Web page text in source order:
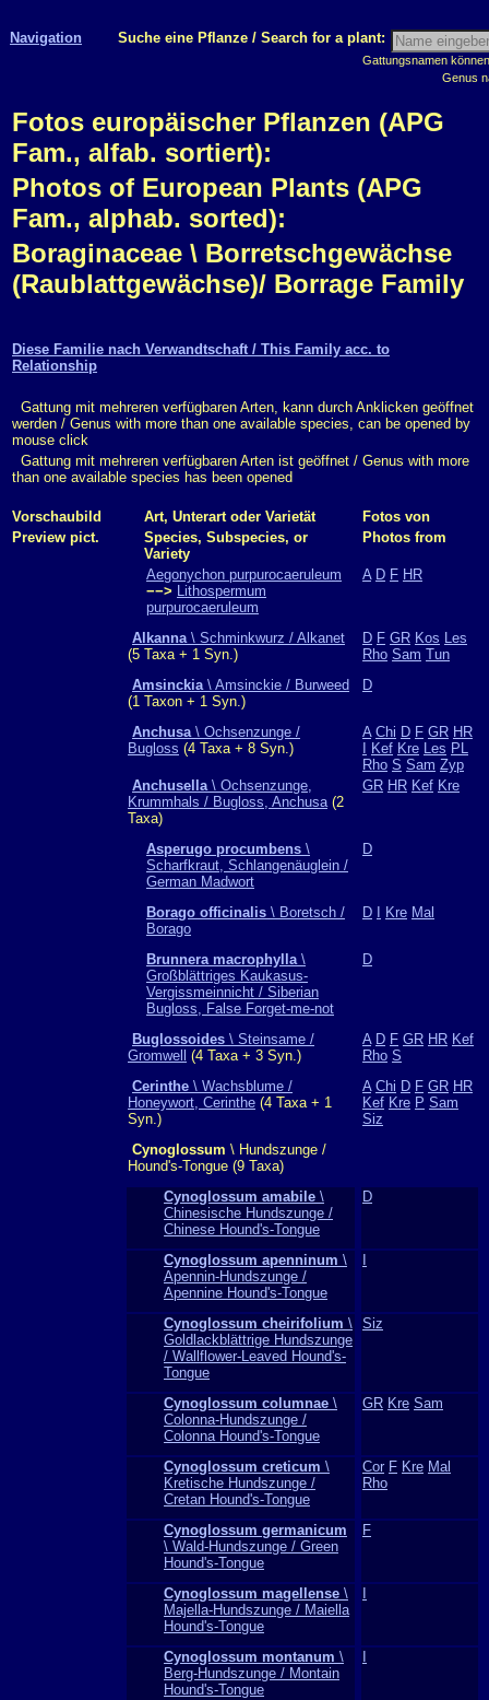
Navigation Suche eine Pflanze / Search for a plant:
Gattungsnamen
Genus
Fotos europäischer Pflanzen (APG
Fam., alfab. sortiert):
Photos of European Plants (APG
Fam., alphab. sorted):
Boraginaceae \ Borretschgewächse
(Raublattgewächse)/ Borrage Family
Diese Familie nach Verwandtschaft / This Family acc. to
Relationship
Gattung mit mehreren verfügbaren Arten, kann durch Anklicken geöffnet
werden / Genus with more than one available species, can be opened by
mouse click
Gattung mit mehreren verfügbaren Arten ist geöffnet / Genus with more
than one available species has been opened
Vorschaubild Art, Unterart oder Varietät
Fotos von
Preview pict.
Species, Subspecies, or
Variety
Photos from
Aegonychon purpurocaeruleum
−−> Lithospermum
purpurocaeruleum
A D F HR
Alkanna\ Schminkwurz / Alkanet
(5 Taxa + 1 Syn.)
D F GR Kos Les
Rho Sam Tun
Amsinckia\ Amsinckie / Burweed
(1 Taxon + 1 Syn.)
D
Anchusa\ Ochsenzunge /
Bugloss (4 Taxa + 8 Syn.)
A Chi D F GR HR
Kef Kre Les PL
Rho S Sam Zyp
Anchusella\ Ochsenzunge,
Krummhals / Bugloss, Anchusa(2
Taxa)
GR HR Kef Kre
Asperugo procumbens \
Scharfkraut, Schlangenäuglein /
German Madwort
D
Borago officinalis \ Boretsch /
Borago
D Kre Mal
Brunnera macrophylla\
Großblättriges Kaukasus-
Vergissmeinnicht / Siberian
Bugloss, False Forget-me-not
D
Buglossoides \ Steinsame /
Gromwell
(4 Taxa + 3 Syn.)
A D F GR HR Kef
Rho S
Cerinthe \ Wachsblume /
Honeywort, Cerinthe (4 Taxa + 1
Syn.)
A Chi D F GR HR
Kef Kre P Sam
Siz
Cynoglossum \ Hundszunge /
Hound's-Tongue (9 Taxa)
Cynoglossum amabile \
Chinesische Hundszunge /
Chinese Hound's-Tongue
D
Cynoglossum apenninum \
Apennin-Hundszunge /
Apennine Hound's-Tongue
Cynoglossum cheirifolium \
Goldlackblättrige Hundszunge
/ Wallflower-Leaved Hound's-
Tongue
Siz
Cynoglossum columnae \
Colonna-Hundszunge /
Colonna Hound's-Tongue
GR Kre Sam
Cynoglossum creticum \
Kretische Hundszunge /
Cretan Hound's-Tongue
Cor F Kre Mal
Rho
Cynoglossum germanicum
\ Wald-Hundszunge / Green
Hound's-Tongue
F
Cynoglossum magellense \
Majella-Hundszunge / Maiella
Hound's-Tongue
Cynoglossum montanum \
Berg-Hundszunge / Montain
Hound's-Tongue